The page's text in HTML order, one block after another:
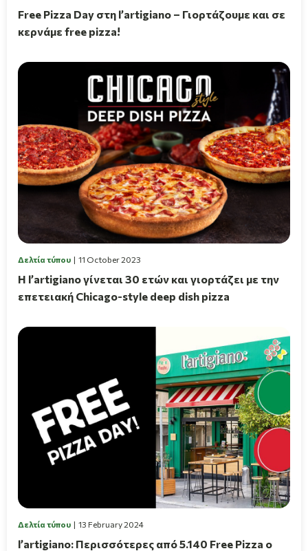
Free Pizza Day στη l’artigiano – Γιορτάζουμε και σε
κερνάμε free pizza!
Δελτία τύπου 11 October 2023
Η l’artigiano γίνεται 30 ετών και γιορτάζει με την
επετειακή Chicago-style deep dish pizza
Δελτία τύπου 13 February 2024
l’artigiano: Περισσότερες από 5.140 Free Pizza ο